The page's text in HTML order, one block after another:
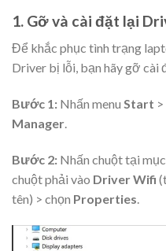
1. Gỡ và cài đặt lại
Để khắc phục tình trạng
Driver bị lỗi, bạn hãy gỡ cài
Bước 1: Nhấn menu Start
Manager.
Bước 2: Nhấn chuột tại mục
chuột phải vào Driver Wifi
tên) > chọn Properties.